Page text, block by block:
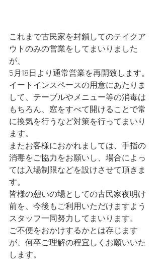
これまで古民家を封鎖してのテイクア
ウトのみの営業をしてまいりました
が、
5月18日より通常営業を再開致します。
イートインスペースの用意にあたりま
して、テーブルやメニュー等の消毒は
もちろん、窓をすべて開けることで常
に換気を行うなど対策を行ってまいり
ます。
またお客様におかれましては、手指の
消毒をご協力をお願いし、場合によっ
ては入場制限などを設けさせて頂きま
す。
皆様の憩いの場としての古民家夜明け
前を、今後もご利用いただけますよう
スタッフ一同努力してまいります。
ご不便をおかけするかとは存じます
が、何卒ご理解の程宜しくお願いいた
します。